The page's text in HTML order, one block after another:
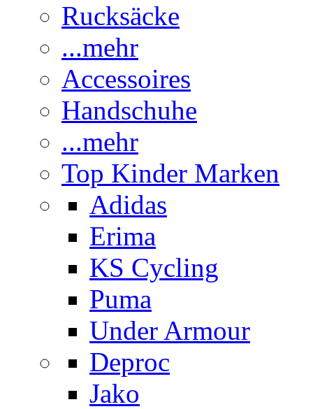
Rucksäcke
...mehr
Accessoires
Handschuhe
...mehr
Top Kinder Marken
Adidas
Erima
KS Cycling
Puma
Under Armour
Deproc
Jako